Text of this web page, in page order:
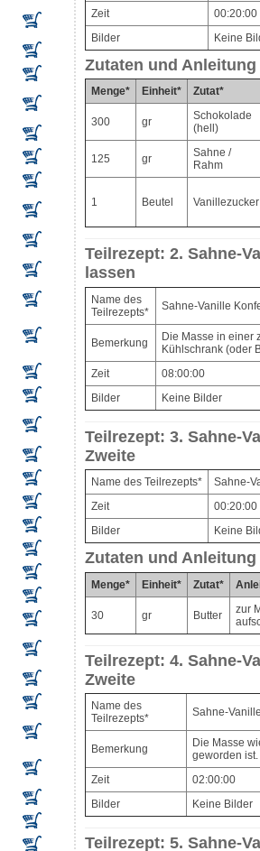
Zeit
00:20:00
Bilder
Keine
Zutaten und Anleitung
Menge* Einheit* Zutat*
300 gr
Schokolade
(hell)
125 gr
Sahne /
Rahm
1 Beutel Vanillezucker
Teilrezept: 2. Sahne-
lassen
Name des
Teilrezepts*
Sahne-Vanille
Bemerkung
Die Masse in einer
Kühlschrank (oder
Zeit
08:00:00
Bilder
Keine Bilder
Teilrezept: 3. Sahne-
Zweite
Name des Teilrezepts*
Sahne-
Zeit
00:20:00
Bilder
Keine
Zutaten und Anleitung
Menge* Einheit* Zutat*
30 gr Butter
zur
Teilrezept: 4. Sahne-
Zweite
Name des
Teilrezepts*
Sahne-
Bemerkung
Die Masse
geworden ist.
Zeit
02:00:00
Bilder
Keine Bilder
Teilrezept: 5. Sahne-